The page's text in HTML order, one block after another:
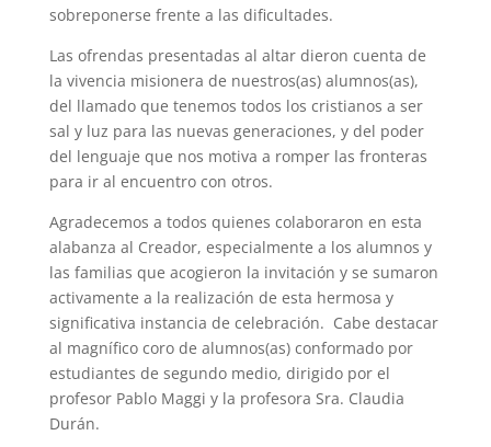
sobreponerse frente a las dificultades.
Las ofrendas presentadas al altar dieron cuenta de
la vivencia misionera de nuestros(as) alumnos(as),
del llamado que tenemos todos los cristianos a ser
sal y luz para las nuevas generaciones, y del poder
del lenguaje que nos motiva a romper las fronteras
para ir al encuentro con otros.
Agradecemos a todos quienes colaboraron en esta
alabanza al Creador, especialmente a los alumnos y
las familias que acogieron la invitación y se sumaron
activamente a la realización de esta hermosa y
significativa instancia de celebración. Cabe destacar
al magnífico coro de alumnos(as) conformado por
estudiantes de segundo medio, dirigido por el
profesor Pablo Maggi y la profesora Sra. Claudia
Durán.